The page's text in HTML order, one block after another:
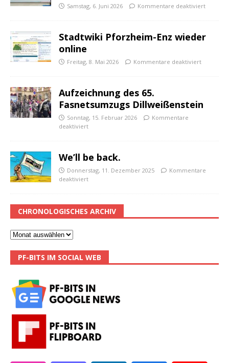
Samstag, 6. Juni 2026 Kommentare deaktiviert
Stadtwiki Pforzheim-Enz wieder
online
Freitag, 8. Mai 2026 Kommentare deaktiviert
Aufzeichnung des 65.
Fasnetsumzugs Dillweißenstein
Sonntag, 15. Februar 2026
Kommentare
deaktiviert
We’ll be back.
Donnerstag, 11. Dezember 2025
Kommentare
deaktiviert
CHRONOLOGISCHES ARCHIV
PF-BITS IM SOCIAL WEB